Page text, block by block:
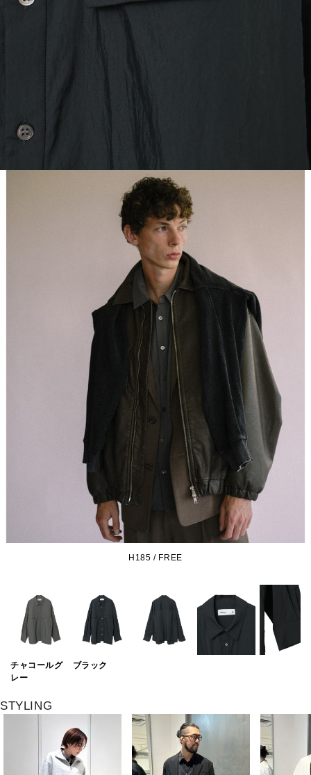
H185 / FREE
チャコールグ
レー
ブラック
STYLING